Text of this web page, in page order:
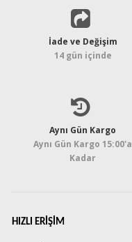
İade ve Değişim
14 gün içinde
Aynı Gün Kargo
Aynı Gün Kargo 15:00'a
Kadar
HIZLI ERIŞIM